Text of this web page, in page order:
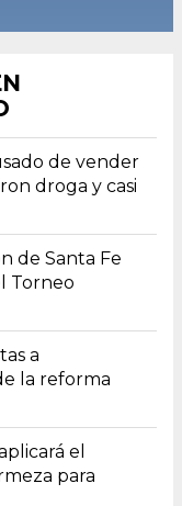
de vender
droga y casi
de Santa Fe
Torneo
a
la reforma
el
para